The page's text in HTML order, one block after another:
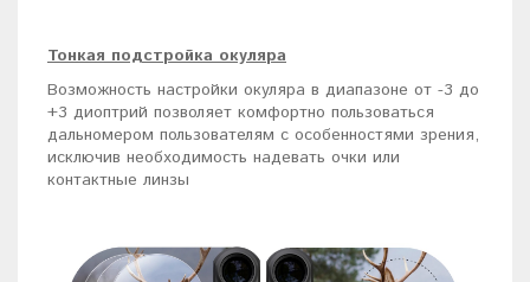
Тонкая подстройка окуляра
Возможность настройки окуляра в диапазоне от -3 до
+3 диоптрий позволяет комфортно пользоваться
дальномером пользователям с особенностями зрения,
исключив необходимость надевать очки или
контактные линзы